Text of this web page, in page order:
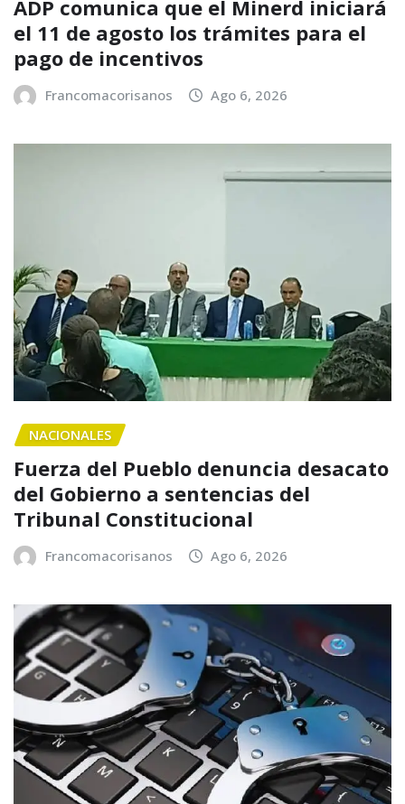
ADP comunica que el Minerd iniciará
el 11 de agosto los trámites para el
pago de incentivos
Francomacorisanos Ago 6, 2026
NACIONALES
Fuerza del Pueblo denuncia desacato
del Gobierno a sentencias del
Tribunal Constitucional
Francomacorisanos Ago 6, 2026